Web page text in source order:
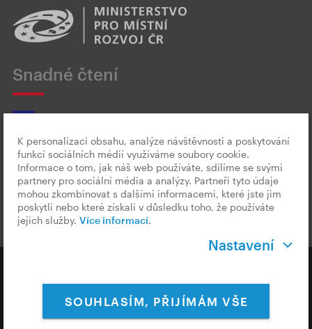
Snadné čtení
Český znakový jazyk
Ochrana osobních údajů
Cookies & Měření
Nastavení Cookies
K personalizaci obsahu, analýze návštěvnosti a poskytování
funkcí sociálních médií využíváme soubory cookie.
Informace o tom, jak náš web používáte, sdílíme se svými
partnery pro sociální média a analýzy. Partneři tyto údaje
mohou zkombinovat s dalšími informacemi, které jste jim
poskytli nebo které získali v důsledku toho, že používáte
jejich služby. Více informací.
Nastavení
SOUHLASÍM, PŘIJÍMÁM VŠE